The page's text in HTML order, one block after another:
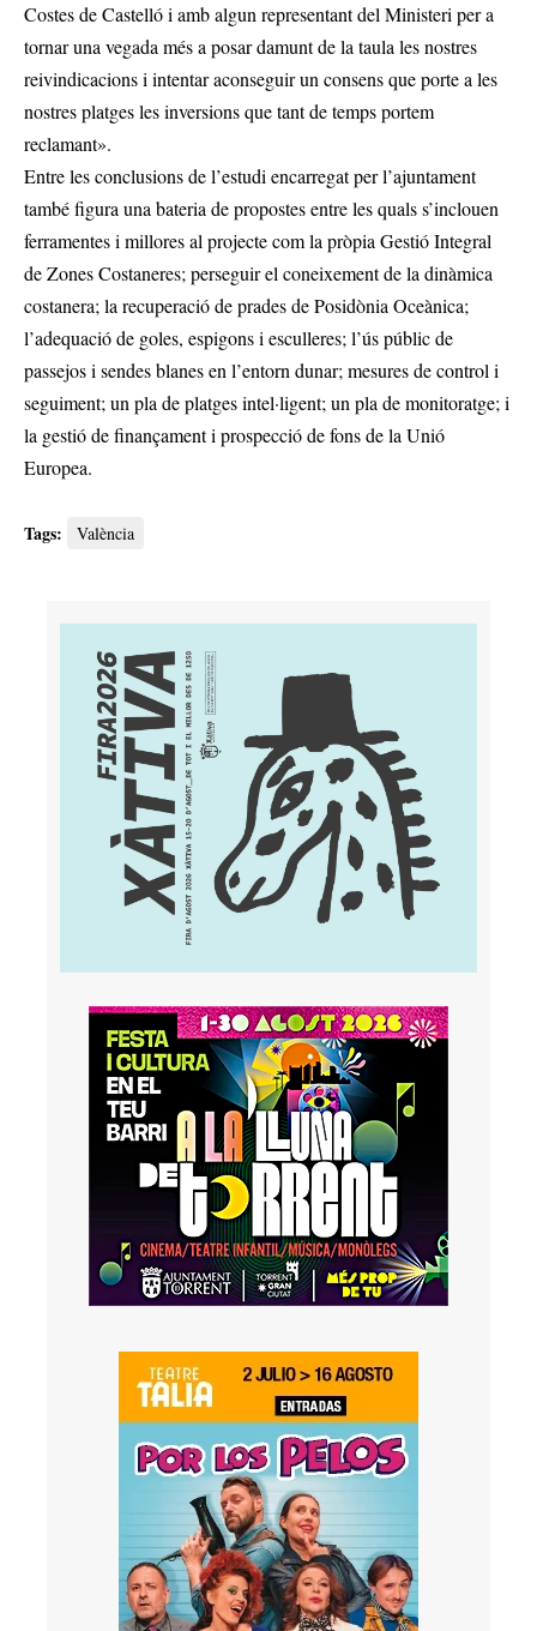
Costes de Castelló i amb algun representant del Ministeri per a
tornar una vegada més a posar damunt de la taula les nostres
reivindicacions i intentar aconseguir un consens que porte a les
nostres platges les inversions que tant de temps portem
reclamant».
Entre les conclusions de l’estudi encarregat per l’ajuntament
també figura una bateria de propostes entre les quals s’inclouen
ferramentes i millores al projecte com la pròpia Gestió Integral
de Zones Costaneres; perseguir el coneixement de la dinàmica
costanera; la recuperació de prades de Posidònia Oceànica;
l’adequació de goles, espigons i esculleres; l’ús públic de
passejos i sendes blanes en l’entorn dunar; mesures de control i
seguiment; un pla de platges intel·ligent; un pla de monitoratge; i
la gestió de finançament i prospecció de fons de la Unió
Europea.
Tags: València